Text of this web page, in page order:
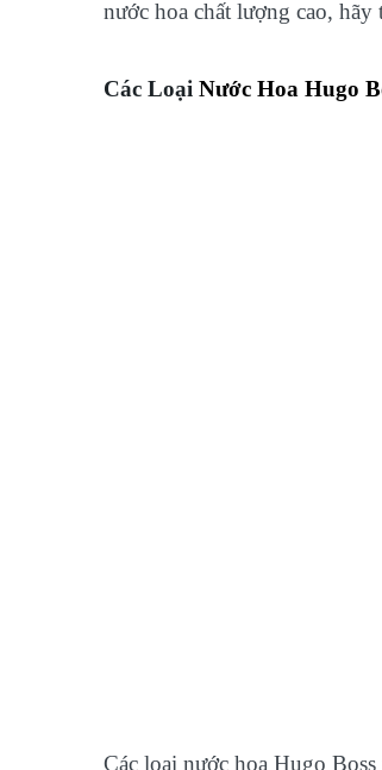
nước hoa chất lượng cao,
Các Loại Nước Hoa Hugo
Các loại nước hoa Hugo